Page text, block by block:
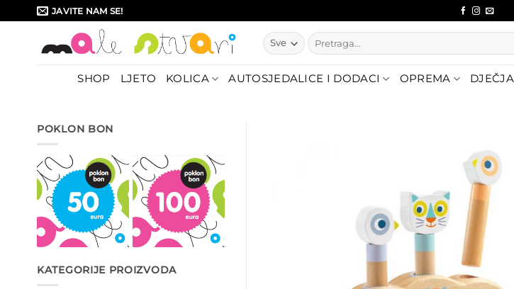
to
JAVITE NAM SE!
Pretraži:
SHOP LJETO KOLICA AUTOSJEDALICE I DODACI OPREMA
POKLON BON
KATEGORIJE PROIZVODA